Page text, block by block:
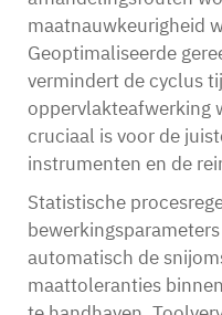
maatnauwkeurigheid
Geoptimaliseerde
vermindert de cyclus
oppervlakteafwerking
cruciaal is voor de
instrumenten en de
Statistische
automatisch de
maattoleranties